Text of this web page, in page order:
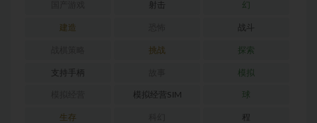
射击 幻
建造 战斗
挑战 探索
支持手柄 模拟
模拟经营SIM 球
生存 程